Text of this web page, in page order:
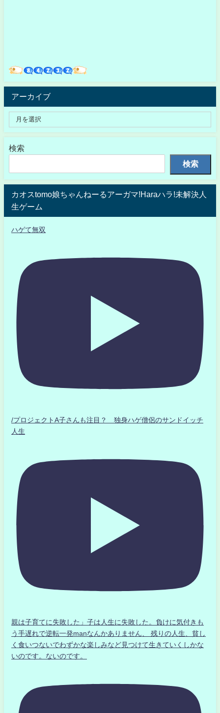
アーカイブ
検索
検索
カオスtomo娘ちゃんねーるアーガマ!Haraハラ!未解決人
生ゲーム
ハゲて無双
/プロジェクトA子さんも注目？ 独身ハゲ僧侶のサンドイッチ
人生
親は子育てに失敗した」子は人生に失敗した。負けに気付きも
う手遅れで逆転一発manなんかありません、 残りの人生、貧し
く食いつないでわずかな楽しみなど見つけて生きていくしかな
いのです。ないのです。